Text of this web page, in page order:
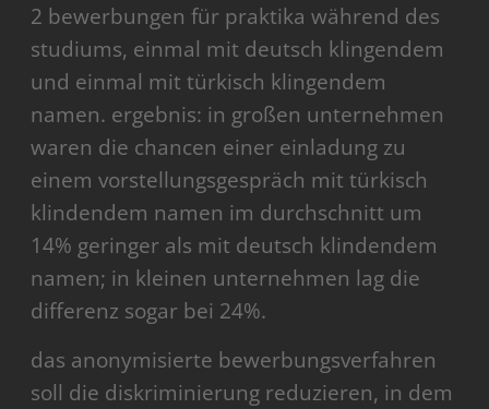
2 bewerbungen für praktika während des
studiums, einmal mit deutsch klingendem
und einmal mit türkisch klingendem
namen. ergebnis: in großen unternehmen
waren die chancen einer einladung zu
einem vorstellungsgespräch mit türkisch
klindendem namen im durchschnitt um
14% geringer als mit deutsch klindendem
namen; in kleinen unternehmen lag die
differenz sogar bei 24%.
das anonymisierte bewerbungsverfahren
soll die diskriminierung reduzieren, in dem